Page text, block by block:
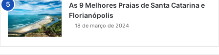
As 9 Melhores Praias de Santa Catarina e
Florianópolis
18 de março de 2024